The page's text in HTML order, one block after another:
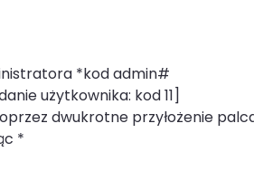
*kod admin#
użytkownika: kod 11]
dwukrotne przyłożenie
*